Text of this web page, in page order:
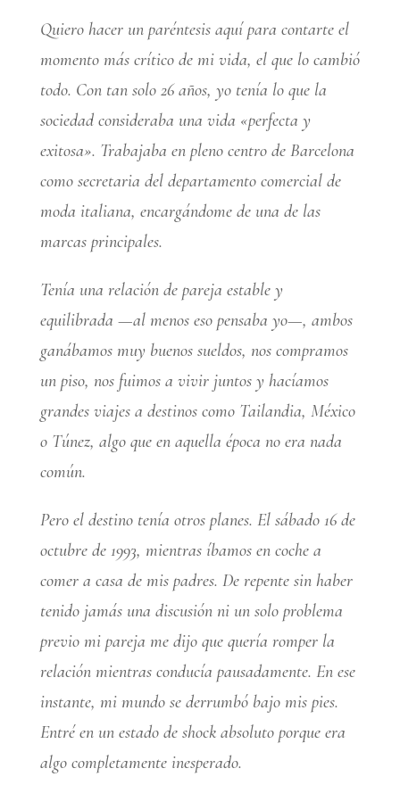
Quiero hacer un paréntesis aquí para contarte el
momento más crítico de mi vida, el que lo cambió
todo. Con tan solo 26 años, yo tenía lo que la
sociedad consideraba una vida «perfecta y
exitosa». Trabajaba en pleno centro de Barcelona
como secretaria del departamento comercial de
moda italiana, encargándome de una de las
marcas principales.
Tenía una relación de pareja estable y
equilibrada —al menos eso pensaba yo—, ambos
ganábamos muy buenos sueldos, nos compramos
un piso, nos fuimos a vivir juntos y hacíamos
grandes viajes a destinos como Tailandia, México
o Túnez, algo que en aquella época no era nada
común.
Pero el destino tenía otros planes. El sábado 16 de
octubre de 1993, mientras íbamos en coche a
comer a casa de mis padres. De repente sin haber
tenido jamás una discusión ni un solo problema
previo mi pareja me dijo que quería romper la
relación mientras conducía pausadamente. En ese
instante, mi mundo se derrumbó bajo mis pies.
Entré en un estado de shock absoluto porque era
algo completamente inesperado.